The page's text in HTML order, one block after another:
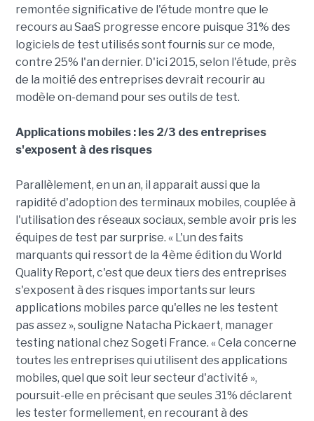
remontée significative de l'étude montre que le
recours au SaaS progresse encore puisque 31% des
logiciels de test utilisés sont fournis sur ce mode,
contre 25% l'an dernier. D'ici 2015, selon l'étude, près
de la moitié des entreprises devrait recourir au
modèle on-demand pour ses outils de test.
Applications mobiles : les 2/3 des entreprises
s'exposent à des risques
Parallèlement, en un an, il apparait aussi que la
rapidité d'adoption des terminaux mobiles, couplée à
l'utilisation des réseaux sociaux, semble avoir pris les
équipes de test par surprise. « L'un des faits
marquants qui ressort de la 4ème édition du World
Quality Report, c'est que deux tiers des entreprises
s'exposent à des risques importants sur leurs
applications mobiles parce qu'elles ne les testent
pas assez », souligne Natacha Pickaert, manager
testing national chez Sogeti France. « Cela concerne
toutes les entreprises qui utilisent des applications
mobiles, quel que soit leur secteur d'activité »,
poursuit-elle en précisant que seules 31% déclarent
les tester formellement, en recourant à des